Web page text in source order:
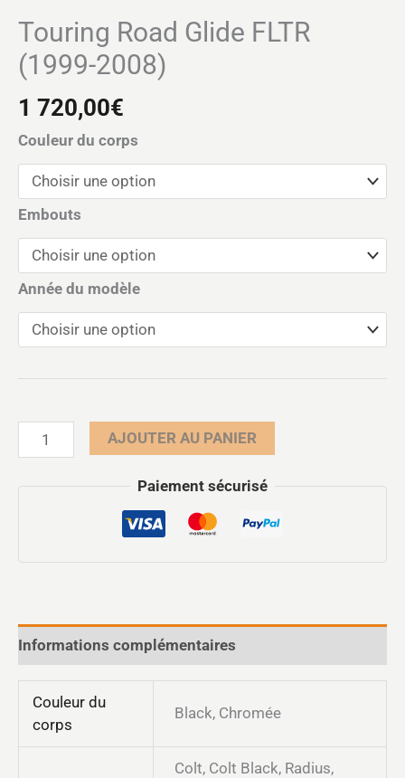
Touring Road Glide FLTR
(1999-2008)
1 720,00€
Couleur du corps
Embouts
Année du modèle
AJOUTER AU PANIER
Paiement sécurisé
Informations complémentaires
Couleur du
corps
Black, Chromée
Colt, Colt Black, Radius,